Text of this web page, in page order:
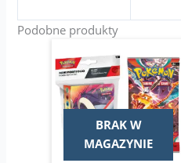
Podobne produkty
BRAK W
MAGAZYNIE